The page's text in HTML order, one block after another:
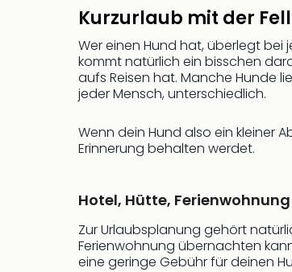
Kurzurlaub mit der
Wer einen Hund hat, überlegt bei
kommt natürlich ein bisschen
aufs Reisen hat. Manche Hunde
jeder Mensch, unterschiedlich.
Wenn dein Hund also ein kleiner
Erinnerung behalten werdet.
Hotel, Hütte,
Zur Urlaubsplanung gehört
Ferienwohnung übernachten
eine geringe Gebühr für deinen